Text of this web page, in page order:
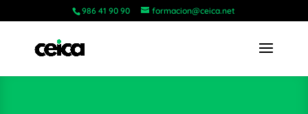
986 41 90 90 formacion@ceica.net